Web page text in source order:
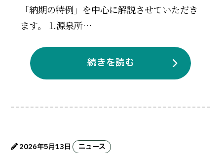
「納期の特例」を中心に解説させていただき
ます。 1.源泉所…
続きを読む
2026年5月13日 ニュース